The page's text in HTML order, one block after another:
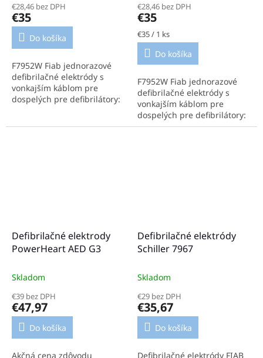
€28,46 bez DPH
€35
Do košíka
F7952W Fiab jednorazové
defibrilačné elektródy s
vonkajším káblom pre
dospelých pre defibrilátory:
€28,46 bez DPH
€35
Jednotková
cena:
€35 / 1 ks
Do košíka
F7952W Fiab jednorazové
defibrilačné elektródy s
vonkajším káblom pre
dospelých pre defibrilátory:
Medtronic-Physiocontrol
Defibrilačné elektrody
PowerHeart AED G3
Skladom
€39 bez DPH
€47,97
Do košíka
Akčná cena zdôvodu
Defibrilačné elektródy
Schiller 7967
Skladom
€29 bez DPH
€35,67
Do košíka
Defibrilačné elektródy FIAB